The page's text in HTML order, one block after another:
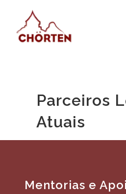
Parceiros
Atuais
Mentorias e